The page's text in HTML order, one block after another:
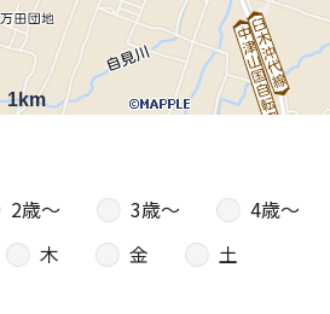
1km
2歳〜 3歳〜 4歳〜
木 金
土